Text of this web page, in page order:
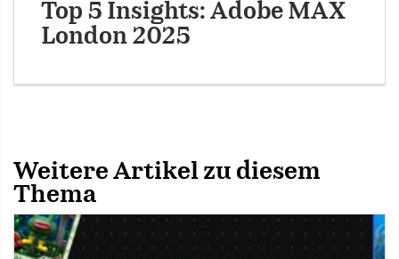
Top 5 Insights: Adobe MAX
London 2025
Weitere Artikel zu diesem
Thema